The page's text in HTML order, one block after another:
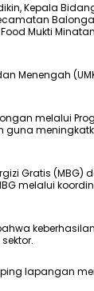
Kepala
Mukti
Menengah
melalui
guna
Gratis (MBG)
melalui
keberhasilan
lapangan